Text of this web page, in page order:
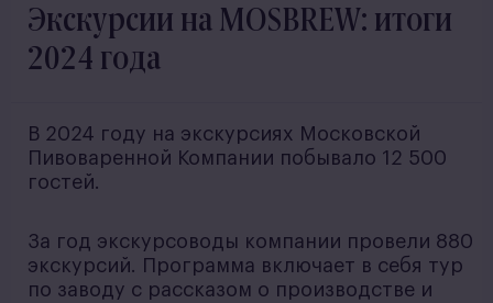
Экскурсии на MOSBREW: итоги
2024 года
В 2024 году на экскурсиях Московской
Пивоваренной Компании побывало 12 500
гостей.
За год экскурсоводы компании провели 880
экскурсий. Программа включает в себя тур
по заводу с рассказом о производстве и